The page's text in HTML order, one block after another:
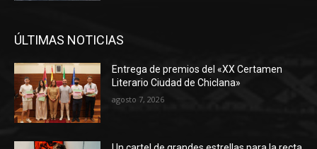
ÚLTIMAS NOTICIAS
Entrega de premios del «XX Certamen
Literario Ciudad de Chiclana»
agosto 7, 2026